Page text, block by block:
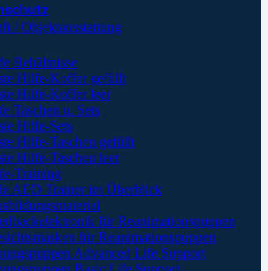
/ Objektausstattung
Behältnisse
Hilfe-Koffer gefüllt
Hilfe-Koffer leer
Taschen u. Sets
Hilfe-Sets
Hilfe-Taschen gefüllt
Hilfe-Taschen leer
Training
AED Trainer im Überblick
für Reanimationspuppen
für Reanimationspuppen
Advanced Life Support